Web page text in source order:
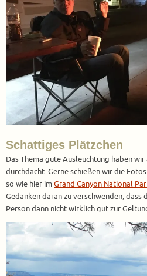
Schattiges Plätzchen
Das Thema gute Ausleuchtung haben
durchdacht. Gerne schießen wir die
so wie hier imGrand Canyon National
Gedanken daran zu verschwenden,
Person dann nicht wirklich gut zur